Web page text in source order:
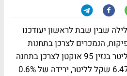
שבין שבת לראשון יעודכנו
הנמכרים לצרכן בתחנות
הדלק. מחירו המרבי של ליטר בנזין 95 אוקטן לצרכן בתחנה
בשירות עצמי יעמוד על 6.47 שקל לליטר, ירידה של 0.6%